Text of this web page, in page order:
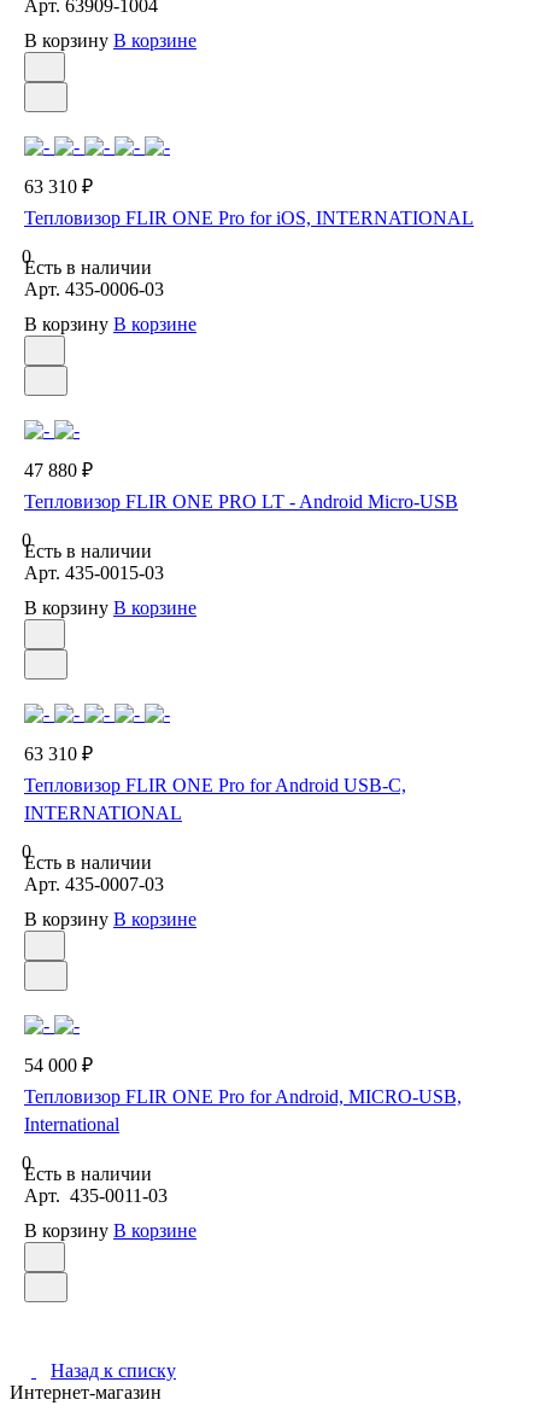
Арт. 63909-1004
В корзину В корзине
63 310 ₽
Тепловизор FLIR ONE Pro for iOS, INTERNATIONAL
0
Есть в наличии
Арт. 435-0006-03
В корзину В корзине
47 880 ₽
Тепловизор FLIR ONE PRO LT - Android Micro-USB
0
Есть в наличии
Арт. 435-0015-03
В корзину В корзине
63 310 ₽
Тепловизор FLIR ONE Pro for Android USB-C,
INTERNATIONAL
0
Есть в наличии
Арт. 435-0007-03
В корзину В корзине
54 000 ₽
Тепловизор FLIR ONE Pro for Android, MICRO-USB,
International
0
Есть в наличии
Арт. 435-0011-03
В корзину В корзине
Назад к списку
Интернет-магазин